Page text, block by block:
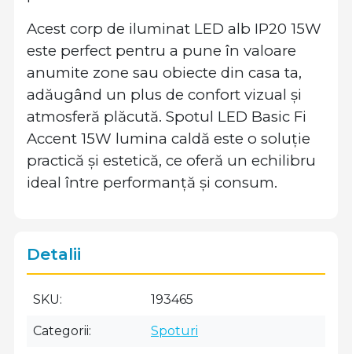
Acest corp de iluminat LED alb IP20 15W
este perfect pentru a pune în valoare
anumite zone sau obiecte din casa ta,
adăugând un plus de confort vizual și
atmosferă plăcută. Spotul LED Basic Fi
Accent 15W lumina caldă este o soluție
practică și estetică, ce oferă un echilibru
ideal între performanță și consum.
Detalii
SKU 193465
Categorii Spoturi